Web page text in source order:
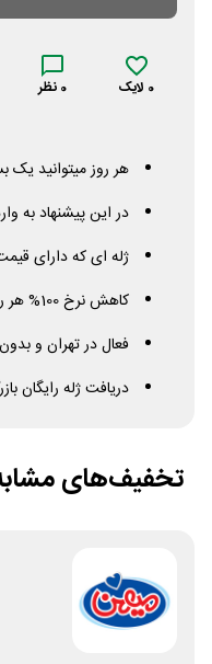
0 لایک 0 نظر
هر روز میتوانید یک
در این پیشنهاد به
ژله ای که دارای
کاهش نرخ 100% هر روز روی یک طعم اعمال میشود
فعال در تهران و
دریافت ژله رایگان
تخفیف‌های